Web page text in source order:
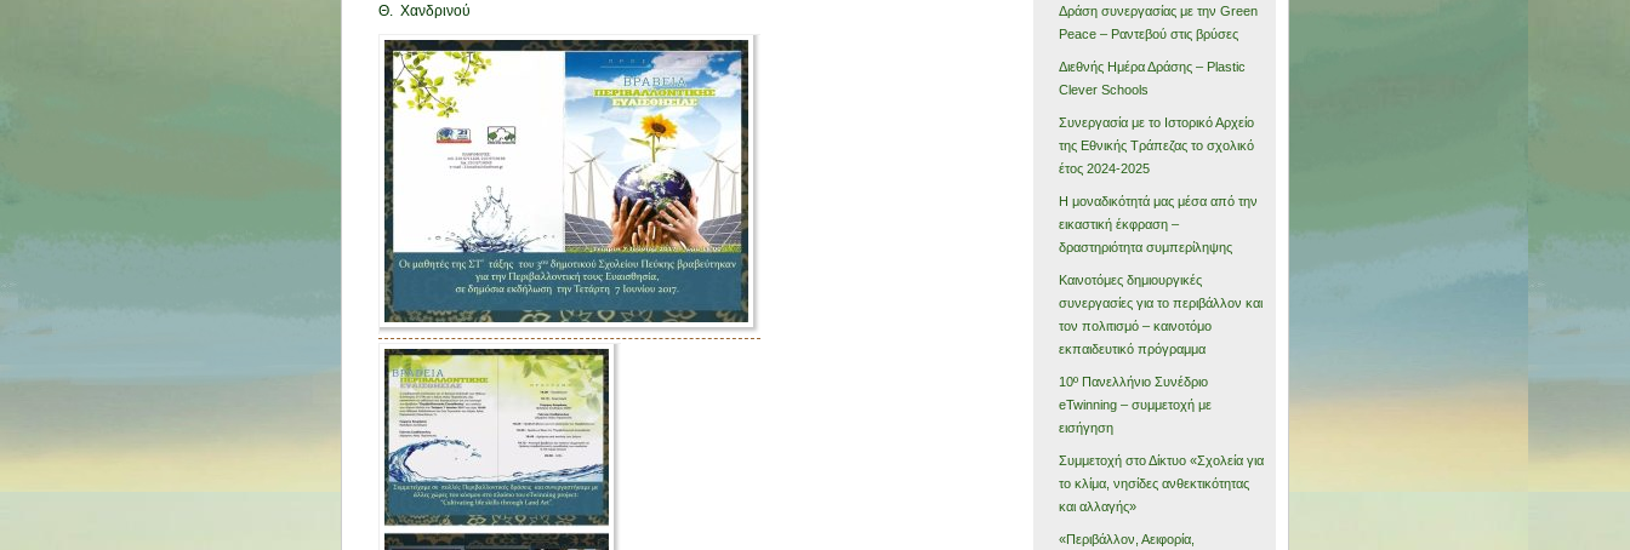
Θ. Χανδρινού
Δράση συνεργασίας με την Green
Peace – Ραντεβού στις βρύσες
Διεθνής Ημέρα Δράσης – Plastic
Clever Schools
Συνεργασία με το Ιστορικό Αρχείο
της Εθνικής Τράπεζας το σχολικό
έτος 2024-2025
Η μοναδικότητά μας μέσα από την
εικαστική έκφραση –
δραστηριότητα συμπερίληψης
Καινοτόμες δημιουργικές
συνεργασίες για το περιβάλλον και
τον πολιτισμό – καινοτόμο
εκπαιδευτικό πρόγραμμα
10º Πανελλήνιο Συνέδριο
eTwinning – συμμετοχή με
εισήγηση
Συμμετοχή στο Δίκτυο «Σχολεία για
το κλίμα, νησίδες ανθεκτικότητας
και αλλαγής»
«Περιβάλλον, Αειφορία,